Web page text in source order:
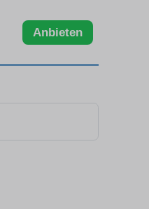
Anbieten